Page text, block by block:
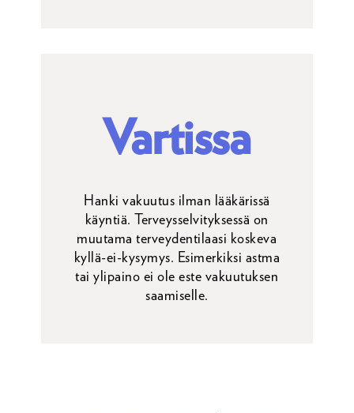
Vartissa
Hanki vakuutus ilman lääkärissä
käyntiä. Terveysselvityksessä on
muutama terveydentilaasi koskeva
kyllä-ei-kysymys. Esimerkiksi astma
tai ylipaino ei ole este vakuutuksen
saamiselle.